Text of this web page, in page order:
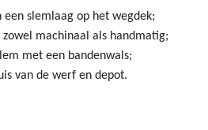
een slemlaag op het wegdek;
machinaal als handmatig;
met een bandenwals;
van de werf en depot.